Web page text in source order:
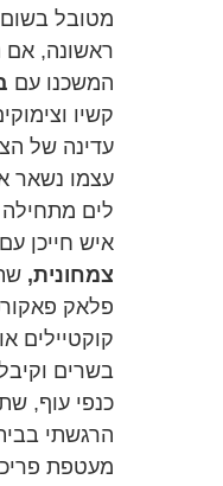
ראשונה, אם
המשכנו עם
עדינה של
עצמו נשאר
לים
איש חייכן
צמחונית,
קוקטיילים
בשרים
הרגשתי
מעטפת